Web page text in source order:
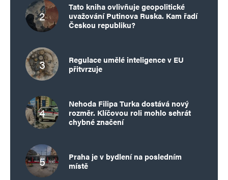
Tato kniha ovlivňuje geopolitické
uvažování Putinova Ruska. Kam řadí
Českou republiku?
Regulace umělé inteligence v EU
přitvrzuje
Nehoda Filipa Turka dostává nový
rozměr. Klíčovou roli mohlo sehrát
chybné značení
Praha je v bydlení na posledním
místě